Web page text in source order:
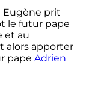
Eugène prit
le futur pape
et au
alors apporter
pape Adrien